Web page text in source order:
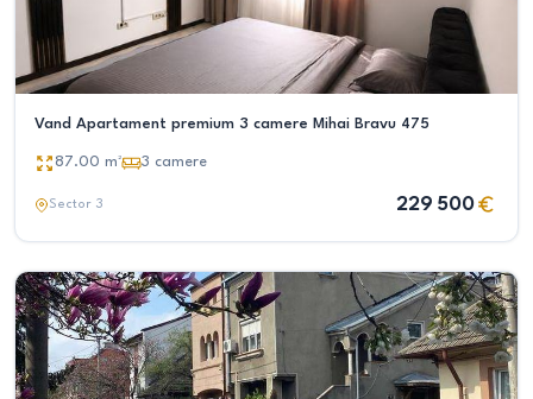
Vand Apartament premium 3 camere Mihai Bravu 475
87.00 m² 3 camere
Sector 3 229 500